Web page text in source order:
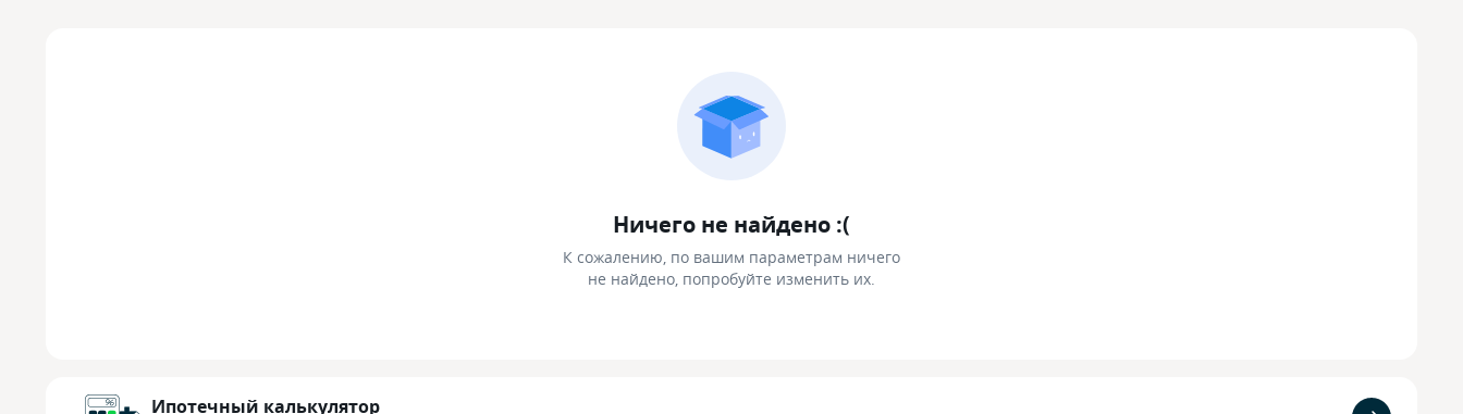
Ничего не найдено :(
К сожалению, по вашим параметрам ничего
не найдено, попробуйте изменить их.
Ипотечный калькулятор